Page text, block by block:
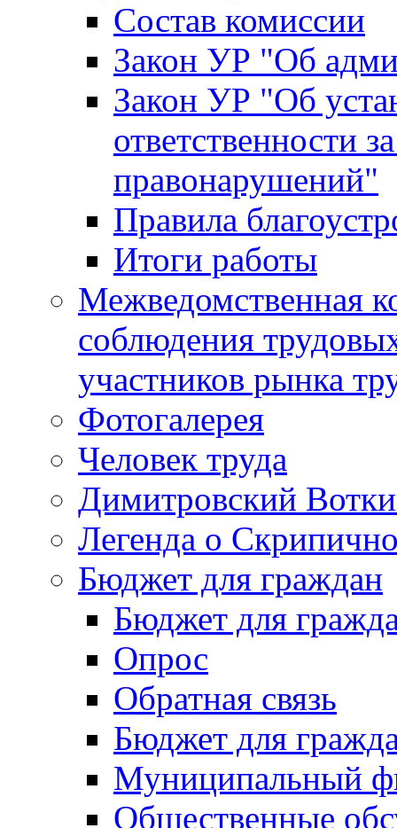
Состав комиссии
Закон УР "Об
Закон УР "Об
ответственности
правонарушений"
Правила
Итоги работы
Межведомственная
соблюдения
участников рынка
Фотогалерея
Человек труда
Димитровский
Легенда о
Бюджет для граждан
Бюджет для
Опрос
Обратная связь
Бюджет для
Муниципальный
Общественные